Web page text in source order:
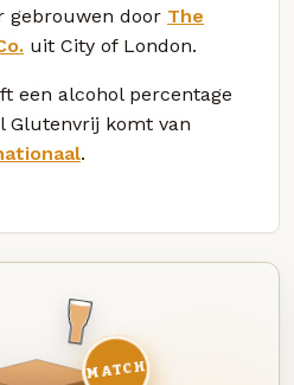
gebrouwen door The
uit City of London.
een alcohol percentage
Glutenvrij komt van
.
MATCH